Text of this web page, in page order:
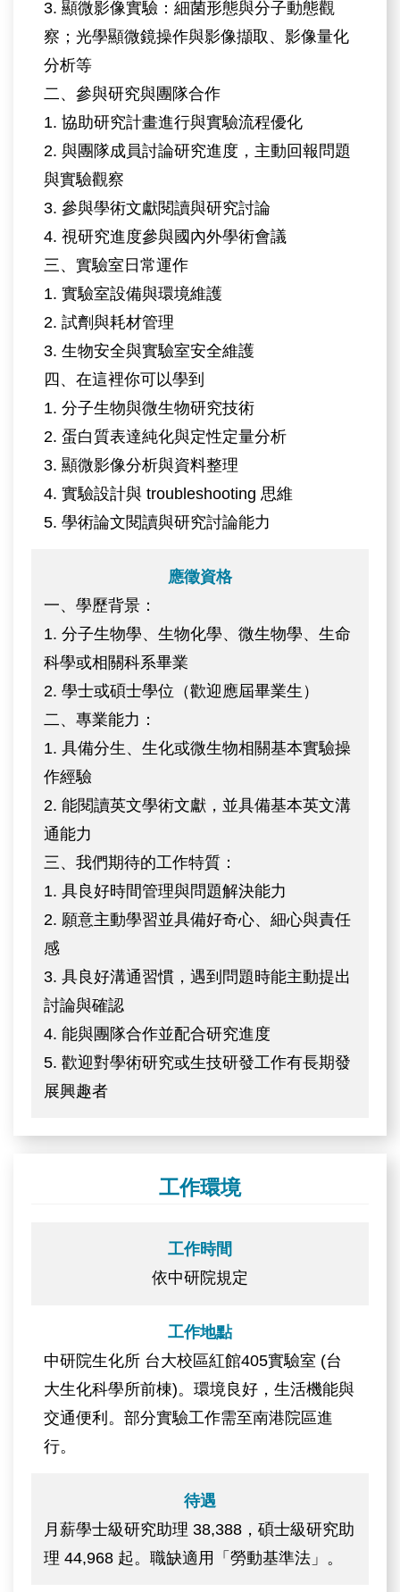
3. 顯微影像實驗：細菌形態與分子動態觀
察；光學顯微鏡操作與影像擷取、影像量化
分析等
二、參與研究與團隊合作
1. 協助研究計畫進行與實驗流程優化
2. 與團隊成員討論研究進度，主動回報問題
與實驗觀察
3. 參與學術文獻閱讀與研究討論
4. 視研究進度參與國內外學術會議
三、實驗室日常運作
1. 實驗室設備與環境維護
2. 試劑與耗材管理
3. 生物安全與實驗室安全維護
四、在這裡你可以學到
1. 分子生物與微生物研究技術
2. 蛋白質表達純化與定性定量分析
3. 顯微影像分析與資料整理
4. 實驗設計與 troubleshooting 思維
5. 學術論文閱讀與研究討論能力
應徵資格
一、學歷背景：
1. 分子生物學、生物化學、微生物學、生命
科學或相關科系畢業
2. 學士或碩士學位（歡迎應屆畢業生）
二、專業能力：
1. 具備分生、生化或微生物相關基本實驗操
作經驗
2. 能閱讀英文學術文獻，並具備基本英文溝
通能力
三、我們期待的工作特質：
1. 具良好時間管理與問題解決能力
2. 願意主動學習並具備好奇心、細心與責任
感
3. 具良好溝通習慣，遇到問題時能主動提出
討論與確認
4. 能與團隊合作並配合研究進度
5. 歡迎對學術研究或生技研發工作有長期發
展興趣者
工作環境
工作時間
依中研院規定
工作地點
中研院生化所 台大校區紅館405實驗室 (台
大生化科學所前棟)。環境良好，生活機能與
交通便利。部分實驗工作需至南港院區進
行。
待遇
月薪學士級研究助理 38,388，碩士級研究助
理 44,968 起。職缺適用「勞動基準法」。